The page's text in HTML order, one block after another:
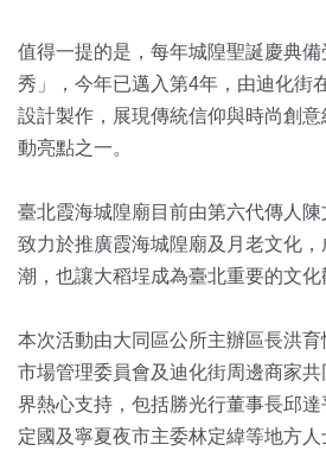
值得一提的是，每年城隍聖誕慶典
秀」，今年已邁入第4年，由迪化街
設計製作，展現傳統信仰與時尚創
動亮點之一。
臺北霞海城隍廟目前由第六代傳人
致力於推廣霞海城隍廟及月老文化，
潮，也讓大稻埕成為臺北重要的文化
本次活動由大同區公所主辦區長洪
市場管理委員會及迪化街周邊商家
界熱心支持，包括勝光行董事長邱
定國及寧夏夜市主委林定緯等地方